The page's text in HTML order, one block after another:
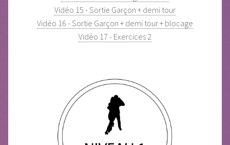
Vidéo 15 - Sortie Garçon + demi tour
Vidéo 16 - Sortie Garçon + demi tour + blocage
Vidéo 17 - Exercices 2